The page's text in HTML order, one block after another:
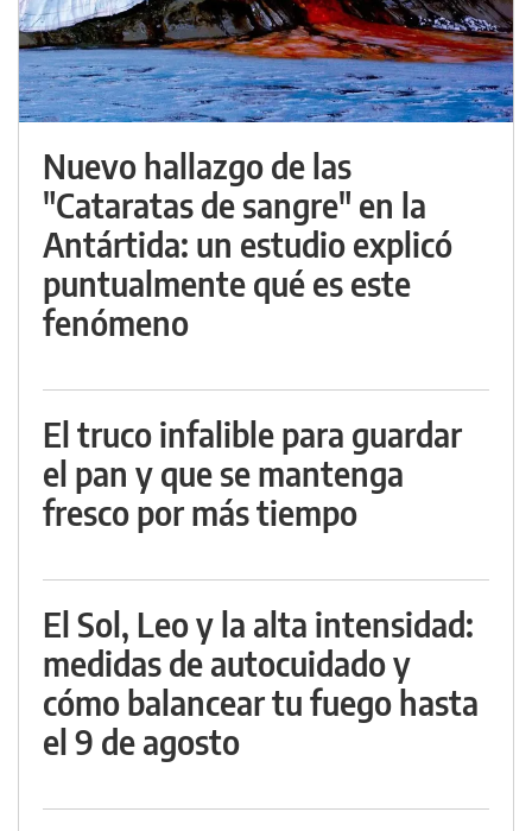
Nuevo hallazgo de las
"Cataratas de sangre" en la
Antártida: un estudio explicó
puntualmente qué es este
fenómeno
El truco infalible para guardar
el pan y que se mantenga
fresco por más tiempo
El Sol, Leo y la alta intensidad:
medidas de autocuidado y
cómo balancear tu fuego hasta
el 9 de agosto